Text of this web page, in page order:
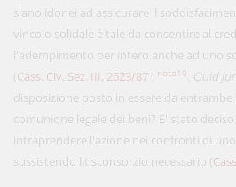
siano idonei ad assicurare il
vincolo solidale è tale da consentire al
l'adempimento per intero anche ad uno
(Cass. Civ. Sez. III, 2623/87 ) nota10 Quid
disposizione posto in essere da
comunione legale dei beni? E' stato
intraprendere l'azione nei confronti di
sussistendo litisconsorzio necessario (